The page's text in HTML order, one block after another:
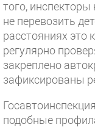
того, инспекторы
не перевозить
расстояниях это
регулярно
закреплено
зафиксированы
подобные